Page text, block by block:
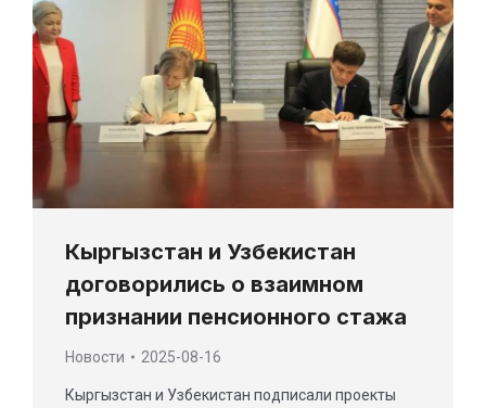
Кыргызстан и Узбекистан
договорились о взаимном
признании пенсионного стажа
Новости 2025-08-16
Кыргызстан и Узбекистан подписали проекты